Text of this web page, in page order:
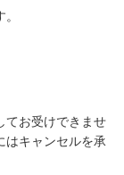
てお受けできませ
はキャンセルを承